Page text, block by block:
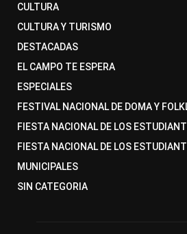
CULTURA
CULTURA Y TURISMO
DESTACADAS
EL CAMPO TE ESPERA
ESPECIALES
FESTIVAL NACIONAL DE DOMA Y
FIESTA NACIONAL DE LOS
FIESTA NACIONAL DE LOS
MUNICIPALES
SIN CATEGORIA